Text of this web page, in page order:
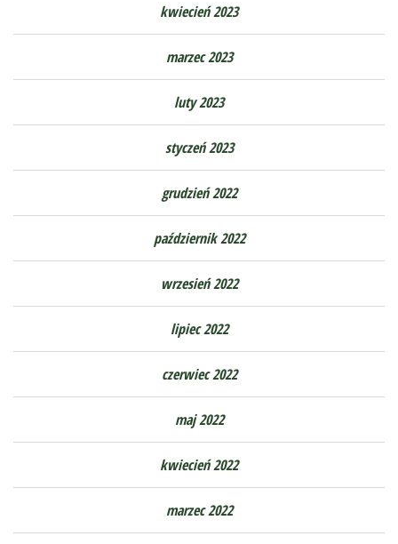
kwiecień 2023
marzec 2023
luty 2023
styczeń 2023
grudzień 2022
październik 2022
wrzesień 2022
lipiec 2022
czerwiec 2022
maj 2022
kwiecień 2022
marzec 2022